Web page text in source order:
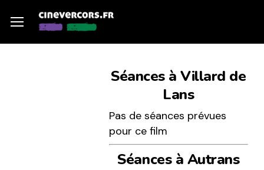
Menu
Séances à Villard de
Lans
Pas de séances prévues
pour ce film
Séances à Autrans